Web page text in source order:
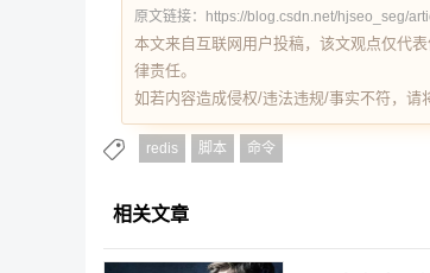
原文链接：https://blog.csdn.net/hjseo_seg/
本文来自互联网用户投稿，该文观点仅代
律责任。
如若内容造成侵权/违法违规/事实不符，请
redis 脚本 命令
相关文章